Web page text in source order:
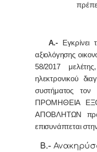
Α.-Εγκρίνει
αξιολόγησης
58/2017 μελέτης,
ηλεκτρονικού
συστήματος τον
ΠΡΟΜΗΘΕΙΑ
ΑΠΟΒΛΗΤΩΝ
επισυνάπτεται
Β.-